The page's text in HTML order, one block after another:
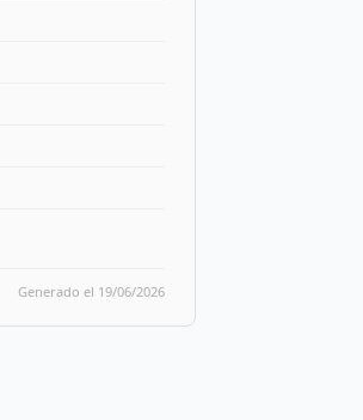
Generado el 19/06/2026